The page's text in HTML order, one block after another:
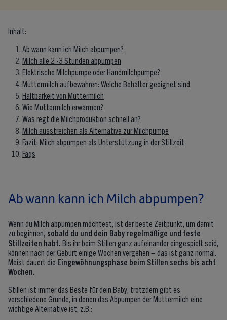
Inhalt:
Ab wann kann ich Milch abpumpen?
Milch alle 2 -3 Stunden abpumpen
Elektrische Milchpumpe oder Handmilchpumpe?
Muttermilch aufbewahren: Welche Behälter geeignet sind
Haltbarkeit von Muttermilch
Wie Muttermilch erwärmen?
Was regt die Milchproduktion schnell an?
Milch ausstreichen als Alternative zur Milchpumpe
Fazit: Milch abpumpen als Unterstützung in der Stillzeit
Faqs
Ab wann kann ich Milch abpumpen?
Wenn du Milch abpumpen möchtest, ist der beste Zeitpunkt, um damit
zu beginnen , sobald du und dein Baby regelmäßige und feste
Stillzeiten habt. Bis ihr beim Stillen ganz aufeinander eingespielt seid,
können nach der Geburt einige Wochen vergehen – das ist ganz normal.
Meist dauert die Eingewöhnungsphase beim Stillen sechs bis acht
Wochen.
Stillen ist immer das Beste für dein Baby, trotzdem gibt es
verschiedene Gründe, in denen das Abpumpen der Muttermilch eine
wichtige Alternative ist, z.B.: